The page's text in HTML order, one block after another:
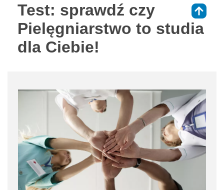
Test: sprawdź czy
Pielęgniarstwo to studia
dla Ciebie!